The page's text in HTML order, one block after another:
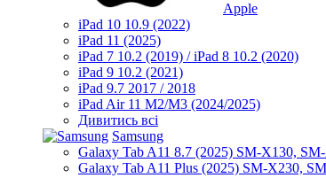
Apple
iPad 10 10.9 (2022)
iPad 11 (2025)
iPad 7 10.2 (2019) / iPad 8 10.2 (2020)
iPad 9 10.2 (2021)
iPad 9.7 2017 / 2018
iPad Air 11 M2/M3 (2024/2025)
Дивитись всі
Samsung
Galaxy Tab A11 8.7 (2025) SM-X130,
Galaxy Tab A11 Plus (2025) SM-X230,